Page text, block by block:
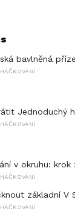
bavlněná příze
Jednoduchý
v okruhu: krok
základní V